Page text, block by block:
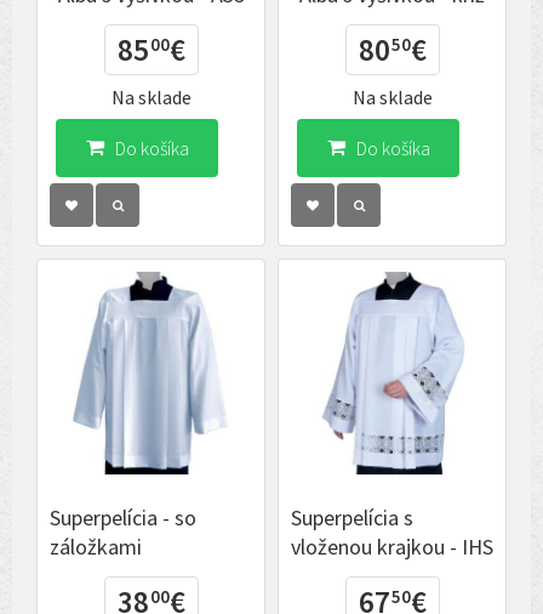
8500€
Do košíka
Na sklade
8050€
Do košíka
Na sklade
Superpelícia - so
záložkami
3800€
Superpelícia s
vloženou krajkou - IHS
6750€